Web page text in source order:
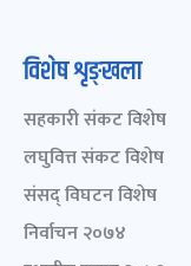
विशेष शृङ्खला
सहकारी संकट विशेष
लघुवित्त संकट विशेष
संसद् विघटन विशेष
निर्वाचन २०७४